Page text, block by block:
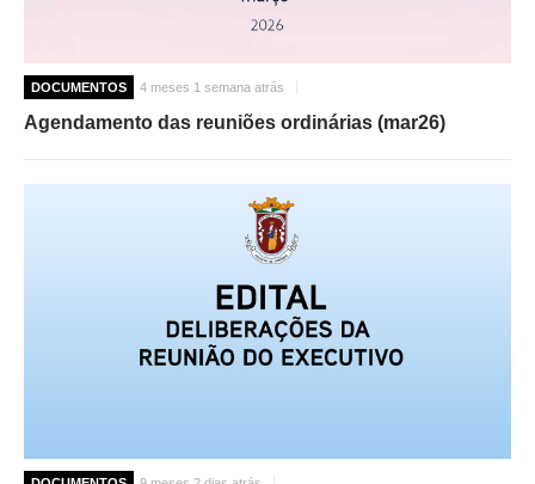
DOCUMENTOS 4 meses 1 semana atrás
Agendamento das reuniões ordinárias (mar26)